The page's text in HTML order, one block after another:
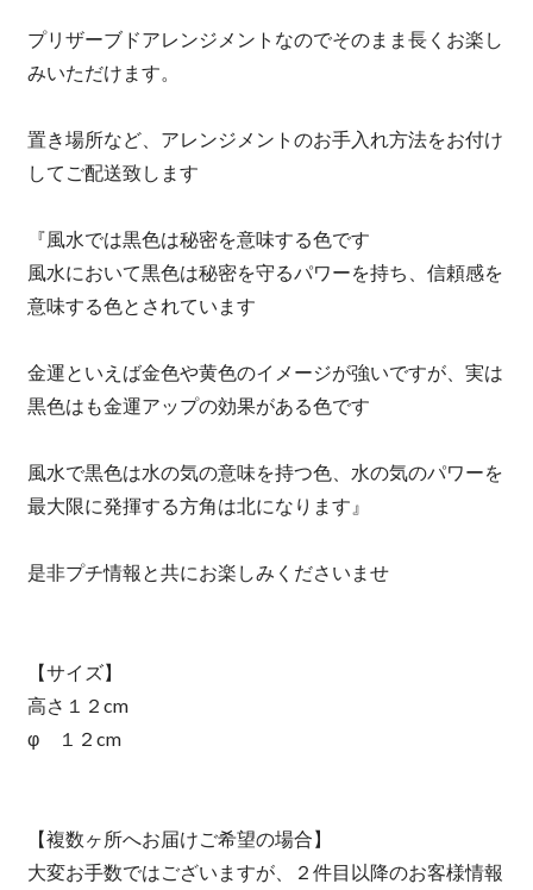
プリザーブドアレンジメントなのでそのまま長くお楽し
みいただけます。
置き場所など、アレンジメントのお手入れ方法をお付け
してご配送致します
『風水では黒色は秘密を意味する色です
風水において黒色は秘密を守るパワーを持ち、信頼感を
意味する色とされています
金運といえば金色や黄色のイメージが強いですが、実は
黒色はも金運アップの効果がある色です
風水で黒色は水の気の意味を持つ色、水の気のパワーを
最大限に発揮する方角は北になります』
是非プチ情報と共にお楽しみくださいませ
【サイズ】
高さ１２cm
φ １２cm
【複数ヶ所へお届けご希望の場合】
大変お手数ではございますが、２件目以降のお客様情報